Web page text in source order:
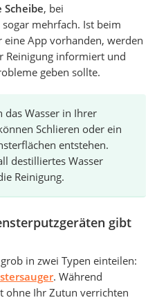
, bei
mehrfach. Ist beim
App vorhanden, werden
Reinigung informiert und
geben sollte.
das Wasser in Ihrer
Schlieren oder ein
entstehen.
destilliertes Wasser
Reinigung.
gibt
in zwei Typen einteilen:
. Während
ohne Ihr Zutun verrichten